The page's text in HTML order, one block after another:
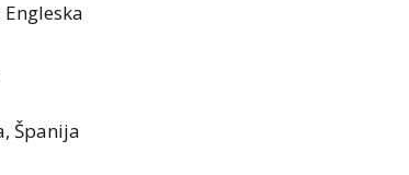
Španija